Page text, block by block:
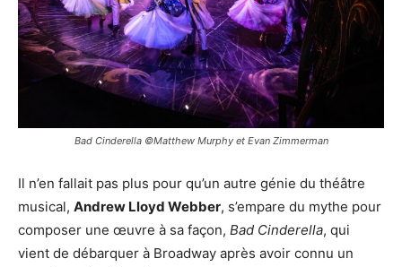
Bad Cinderella ©Matthew Murphy et Evan Zimmerman
Il n’en fallait pas plus pour qu’un autre génie du théâtre
musical, Andrew Lloyd Webber, s’empare du mythe pour
composer une œuvre à sa façon, Bad Cinderella, qui
vient de débarquer à Broadway après avoir connu un